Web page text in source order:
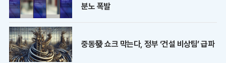
분노 폭발
중동發 쇼크 막는다, 정부 ‘건설 비상팀’ 급파